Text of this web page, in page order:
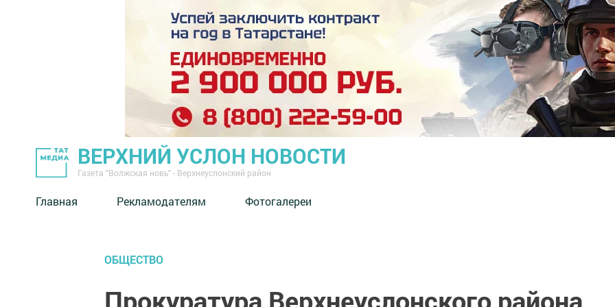
ВЕРХНИЙ УСЛОН НОВОСТИ
Газета "Волжская новь" - Верхнеуслонский район
Главная Рекламодателям Фотогалереи
ОБЩЕСТВО
Прокуратура Верхнеуслонского района